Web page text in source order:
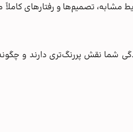
تصمیم‌ها و رفتارهای کاملاً
شما نقش پررنگ‌تری دارند و چگونه